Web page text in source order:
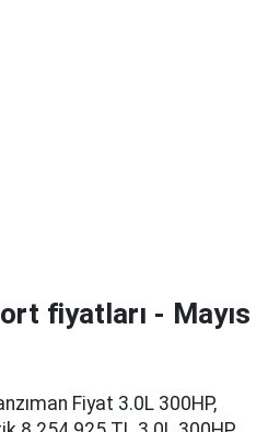
fiyatları - Mayıs
Fiyat 3.0L 300HP,